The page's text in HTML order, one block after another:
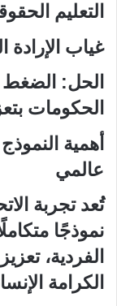
التعليم
غياب الإرادة
الحل: الضغط
الحكومات
أهمية
عالمي
تُعد تجربة
نموذجًا
الفردية،
الكرامة